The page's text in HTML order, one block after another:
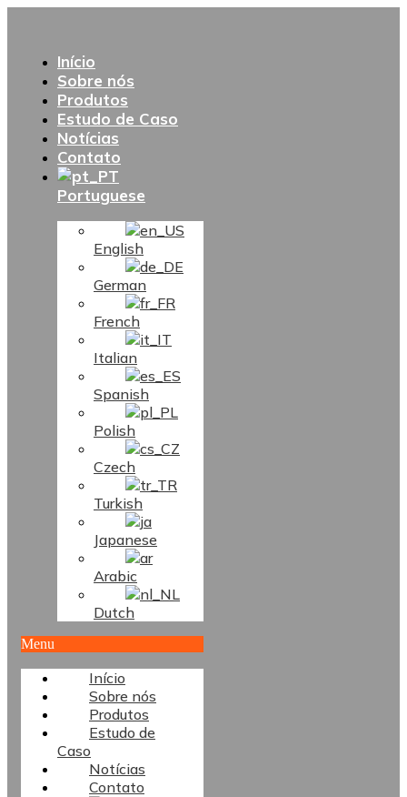
Início
Sobre nós
Produtos
Estudo de Caso
Notícias
Contato
Portuguese
English
German
French
Italian
Spanish
Polish
Czech
Turkish
Japanese
Arabic
Dutch
Menu
Início
Sobre nós
Produtos
Estudo de
Caso
Notícias
Contato